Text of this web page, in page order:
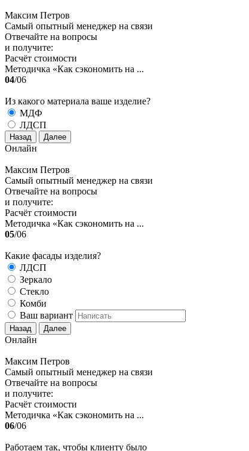
Максим Петров
Самый опытный менеджер на связи
Отвечайте на вопросы
и получите:
Расчёт стоимости
Методичка «Как сэкономить на ...
04/06
Из какого материала ваше изделие?
МДФ
ЛДСП
Назад Далее
Онлайн
Максим Петров
Самый опытный менеджер на связи
Отвечайте на вопросы
и получите:
Расчёт стоимости
Методичка «Как сэкономить на ...
05/06
Какие фасады изделия?
ЛДСП
Зеркало
Стекло
Комби
Ваш вариант
Назад Далее
Онлайн
Максим Петров
Самый опытный менеджер на связи
Отвечайте на вопросы
и получите:
Расчёт стоимости
Методичка «Как сэкономить на ...
06/06
Работаем так, чтобы клиенту было